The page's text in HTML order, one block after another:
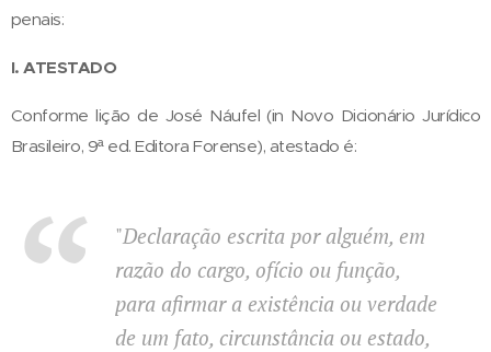
penais:
I. ATESTADO
Conforme lição de José Náufel (in Novo Dicionário Jurídico
Brasileiro, 9ª ed. Editora Forense), atestado é:
"Declaração escrita por alguém, em
razão do cargo, ofício ou função,
para afirmar a existência ou verdade
de um fato, circunstância ou estado,